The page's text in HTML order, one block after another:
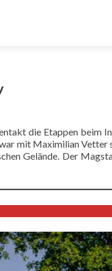
die Etappen beim
mit Maximilian Vetter
Gelände. Der